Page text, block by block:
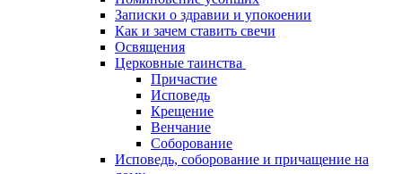
Записки о здравии и упокоении
Как и зачем ставить свечи
Освящения
Церковные таинства
Причастие
Исповедь
Крещение
Венчание
Соборование
Исповедь, соборование и причащение на